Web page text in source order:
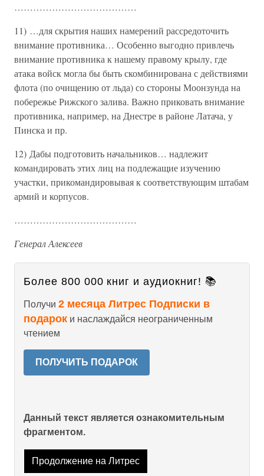
…………………………………
11) …для скрытия наших намерений рассредоточить
внимание противника… Особенно выгодно привлечь
внимание противника к нашему правому крылу, где
атака войск могла бы быть скомбинирована с действиями
флота (по очищению от льда) со стороны Моонзунда на
побережье Рижского залива. Важно приковать внимание
противника, например, на Днестре в районе Латача, у
Пинска и пр.
12) Дабы подготовить начальников… надлежит
командировать этих лиц на подлежащие изучению
участки, прикомандировывая к соответствующим штабам
армий и корпусов.
…………………………………
Генерал Алексеев
Более 800 000 книг и аудиокниг! 📚
Получи 2 месяца Литрес Подписки в
подарок и наслаждайся неограниченным
чтением
ПОЛУЧИТЬ ПОДАРОК
Данный текст является ознакомительным
фрагментом.
Продолжение на Литрес